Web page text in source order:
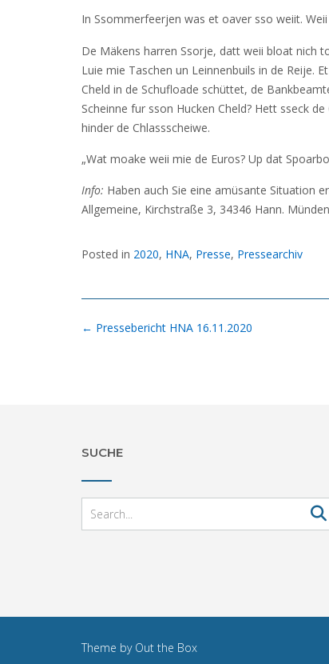
In Ssommerfeerjen was et oaver sso weiit.
De Mäkens harren Ssorje, datt weii bloat nich
Luie mie Taschen un Leinnenbuils in de Reije.
Cheld in de Schufloade schüttet, de
Scheinne fur sson Hucken Cheld? Hett sseck
hinder de Chlassscheiwe.
„Wat moake weii mie de Euros? Up dat
Info: Haben auch Sie eine amüsante Situation
Allgemeine, Kirchstraße 3, 34346 Hann.
Posted in 2020, HNA, Presse, Pressearchiv
Post
← Pressebericht HNA 16.11.2020
SUCHE
Theme by Out the Box